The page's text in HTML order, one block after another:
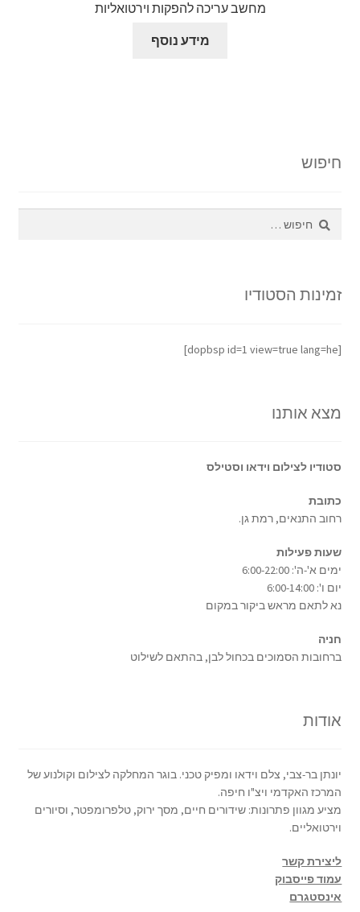
מחשב עריכה להפקות וירטואליות
מידע נוסף
חיפוש
חיפוש:
זמינות הסטודיו
[dopbsp id=1 view=true lang=he]
מצא אותנו
סטודיו לצילום וידאו וסטילס
כתובת
רחוב התנאים, רמת גן.
שעות פעילות
ימים א'-ה': 6:00-22:00
יום ו': 6:00-14:00
נא לתאם מראש ביקור במקום
חניה
ברחובות הסמוכים בכחול לבן, בהתאם לשילוט
אודות
יונתן בר-צבי, צלם וידאו ומפיק טכני. בוגר המחלקה לצילום וקולנוע של
המרכז האקדמי ויצ"ו חיפה.
מציע מגוון פתרונות: שידורים חיים, מסך ירוק, טלפרומפטר, וסיורים
וירטואליים.
ליצירת קשר
עמוד פייסבוק
אינסטגרם